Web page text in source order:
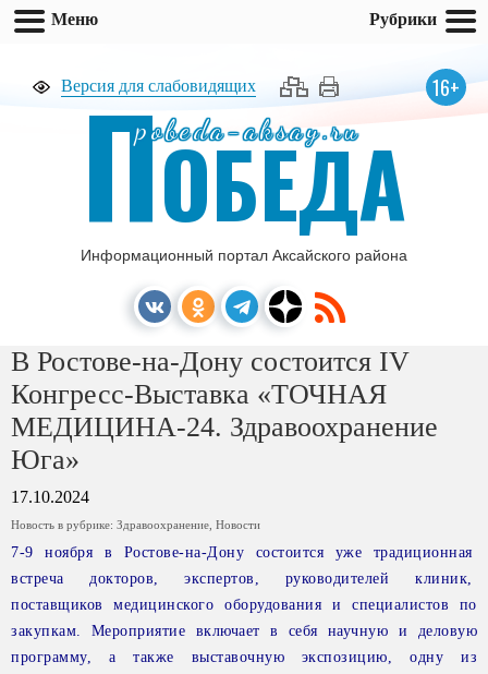
Версия для слабовидящих 16+
pobeda-aksay.ru
ПОБЕДА
Информационный портал Аксайского района
В Ростове-на-Дону состоится IV
Конгресс-Выставка «ТОЧНАЯ
МЕДИЦИНА-24. Здравоохранение
Юга»
17.10.2024
Новость в рубрике: Здравоохранение Новости
7-9 ноября в Ростове-на-Дону состоится уже традиционная
встреча докторов, экспертов, руководителей клиник,
поставщиков медицинского оборудования и специалистов по
закупкам. Мероприятие включает в себя научную и деловую
программу, а также выставочную экспозицию, одну из
Меню Рубрики